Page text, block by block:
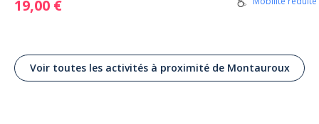
19,00 €
Voir toutes les activités à proximité de Montauroux